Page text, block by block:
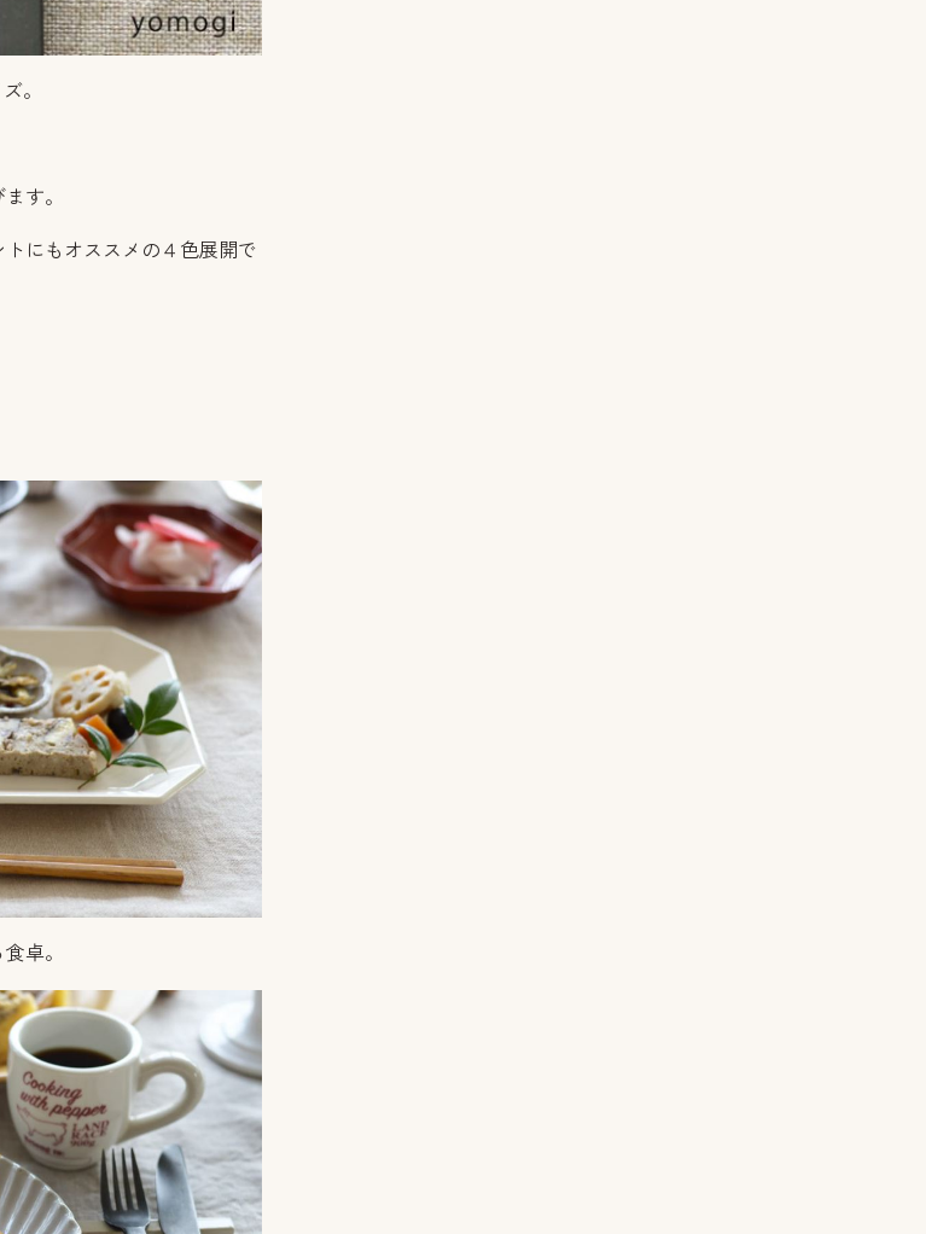
。
す。
にもオススメの４色展開で
卓。